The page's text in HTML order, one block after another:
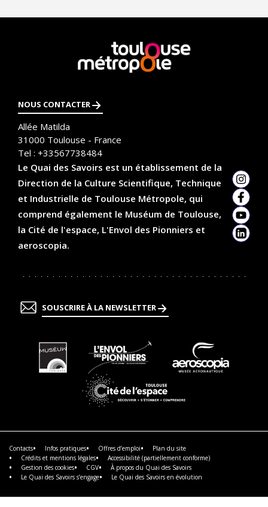
En
savoir
plus
NOUS CONTACTER
Allée Matilda
31000 Toulouse - France
Tel : +33567738484
Le Quai des Savoirs est un établissement de la
Direction de la Culture Scientifique, Technique
et Industrielle de Toulouse Métropole, qui
comprend également le Muséum de Toulouse,
la Cité de l'espace, L'Envol des Pionniers et
aeroscopia.
SOUSCRIRE À LA NEWSLETTER
En
savoir
plus
Contacts Infos pratiques Offres d’emploi
Plan du site
Crédits et mentions légales
Accessibilité (partiellement conforme)
Gestion des cookies
CGV
À propos du Quai des Savoirs
Le Quai des Savoirs s’engage
Le Quai des Savoirs en évolution